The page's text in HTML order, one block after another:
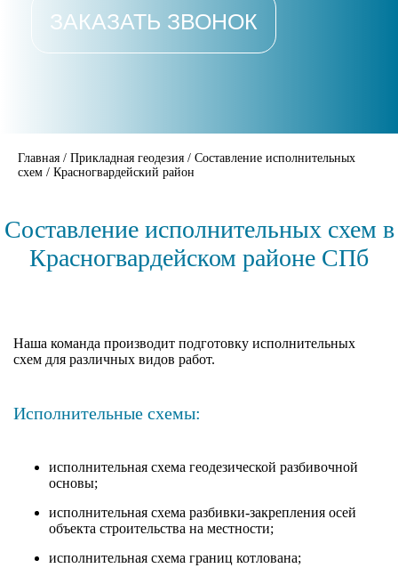
ЗАКАЗАТЬ ЗВОНОК
Главная / Прикладная геодезия / Составление исполнительных
схем / Красногвардейский район
Составление исполнительных схем в
Красногвардейском районе СПб
Наша команда производит подготовку исполнительных
схем для различных видов работ.
Исполнительные схемы:
исполнительная схема геодезической разбивочной
основы;
исполнительная схема разбивки-закрепления осей
объекта строительства на местности;
исполнительная схема границ котлована;